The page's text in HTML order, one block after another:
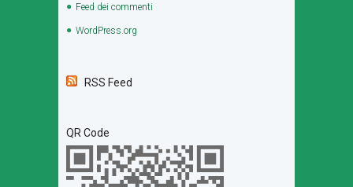
Feed dei commenti
WordPress.org
RSS Feed
QR Code